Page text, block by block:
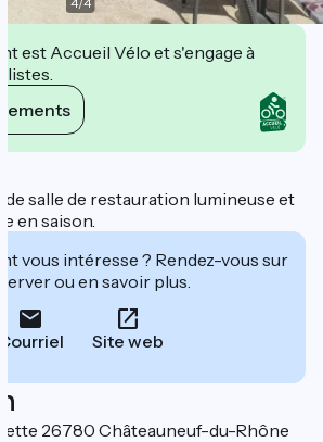
est Accueil Vélo et s'engage à
salle de restauration lumineuse et
en saison.
vous intéresse ? Rendez-vous sur
ou en savoir plus.
Courriel Site web
26780 Châteauneuf-du-Rhône